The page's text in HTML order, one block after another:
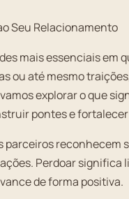
Seu Relacionamento
mais essenciais em
ou até mesmo
explorar o que
pontes e fortalecer
parceiros reconhecem
Perdoar significa
de forma positiva.